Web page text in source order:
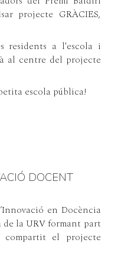
projecte GRÀCIES,
residents a l'escola i
al centre del projecte
escola pública!
DOCENT
en Docència
la URV formant part
compartit el projecte